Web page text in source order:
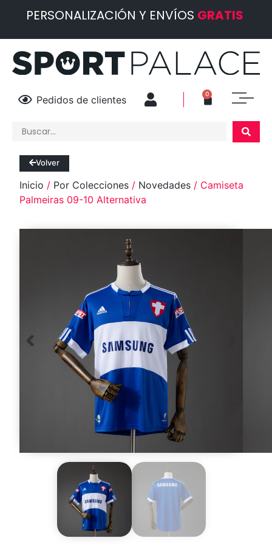
PERSONALIZACIÓN Y ENVÍOS GRATIS
Pedidos de clientes 0
Volver
Inicio / Por Colecciones / Novedades / Camiseta
Palmeiras 09-10 Alternativa